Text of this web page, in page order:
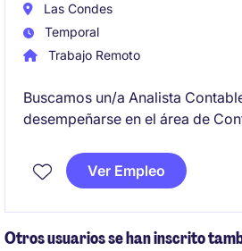
Las Condes
Temporal
Trabajo Remoto
Buscamos un/a Analista
desempeñarse en el área de
profesional será responsable de
análisis de estados financieros,
reportes financieros.
Ver Empleo
Otros usuarios se han inscrito